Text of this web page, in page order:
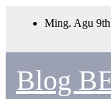
Ming. Agu
Blog